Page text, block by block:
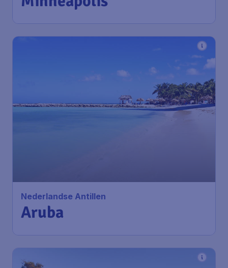
Nederlandse Antillen
Aruba